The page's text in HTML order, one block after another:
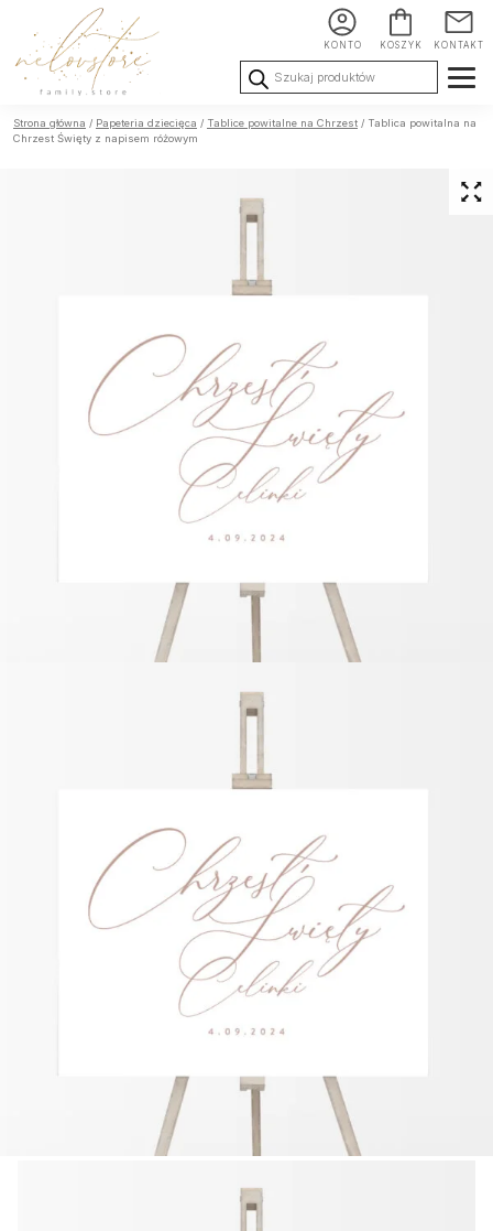
KONTO KOSZYK KONTAKT
Wyszukiwarka
produktów
Ślub i
Wesele
Chrzest i
Urodziny i
Strona główna / Papeteria dziecięca / Tablice powitalne na Chrzest / Tablica powitalna na
Chrzest Święty z napisem różowym